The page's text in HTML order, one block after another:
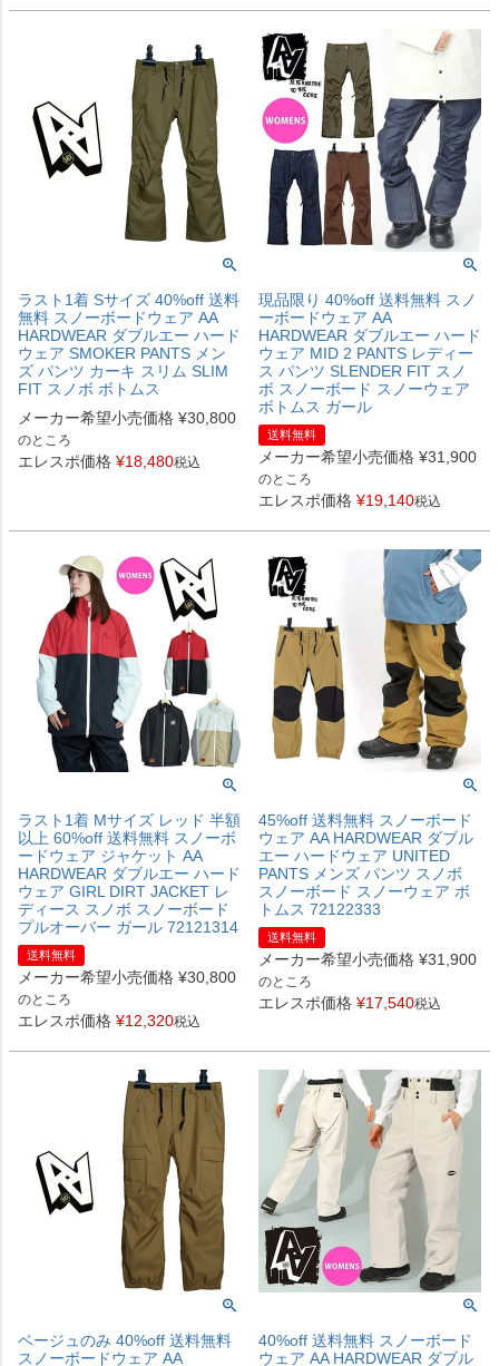
ラスト1着 Sサイズ 40%off 送料
無料 スノーボードウェア AA
HARDWEAR ダブルエー ハード
ウェア SMOKER PANTS メン
ズ パンツ カーキ スリム SLIM
FIT スノボ ボトムス
メーカー希望小売価格 ¥30,800
のところ
エレスポ価格 ¥18,480税込
現品限り 40%off 送料無料 スノ
ーボードウェア AA
HARDWEAR ダブルエー ハード
ウェア MID 2 PANTS レディー
ス パンツ SLENDER FIT スノ
ボ スノーボード スノーウェア
ボトムス ガール
送料無料
メーカー希望小売価格 ¥31,900
のところ
エレスポ価格 ¥19,140税込
ラスト1着 Mサイズ レッド 半額
以上 60%off 送料無料 スノーボ
ードウェア ジャケット AA
HARDWEAR ダブルエー ハード
ウェア GIRL DIRT JACKET レ
ディース スノボ スノーボード
プルオーバー ガール 72121314
送料無料
メーカー希望小売価格 ¥30,800
のところ
エレスポ価格 ¥12,320税込
45%off 送料無料 スノーボード
ウェア AA HARDWEAR ダブル
エー ハードウェア UNITED
PANTS メンズ パンツ スノボ
スノーボード スノーウェア ボ
トムス 72122333
送料無料
メーカー希望小売価格 ¥31,900
のところ
エレスポ価格 ¥17,540税込
ベージュのみ 40%off 送料無料
スノーボードウェア AA
40%off 送料無料 スノーボード
ウェア AA HARDWEAR ダブル